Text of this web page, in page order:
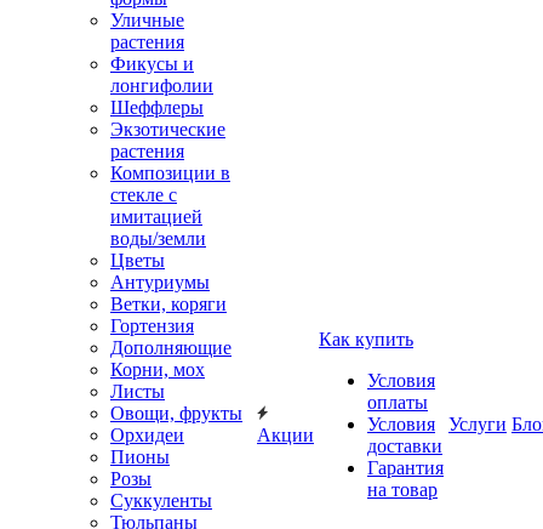
Уличные
растения
Фикусы и
лонгифолии
Шеффлеры
Экзотические
растения
Композиции в
стекле с
имитацией
воды/земли
Цветы
Антуриумы
Ветки, коряги
Гортензия
Дополняющие
Корни, мох
Листы
Овощи, фрукты
Орхидеи
Пионы
Розы
Суккуленты
Тюльпаны
Акции
Как купить
Условия
оплаты
Условия
доставки
Гарантия
на товар
Услуги